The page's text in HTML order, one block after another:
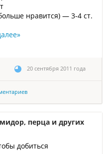
нравится) — 3-4 ст.
»
20 сентября 2011 года
перца и других
добиться